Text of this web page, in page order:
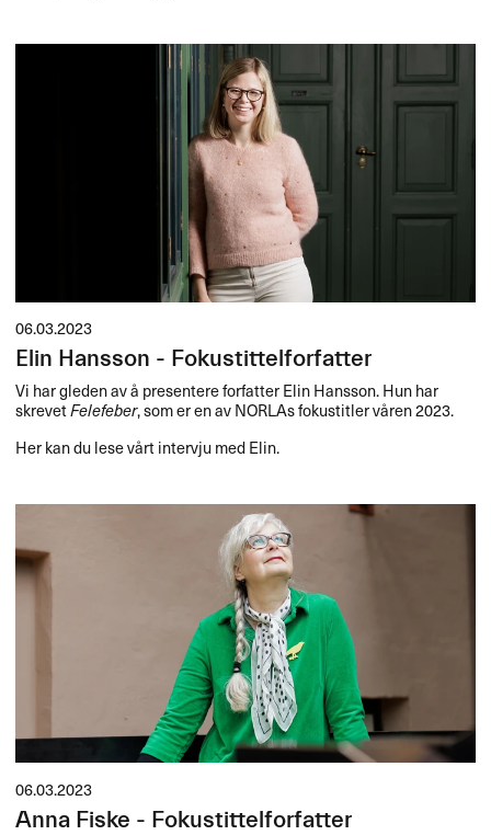
06.03.2023
Elin Hansson - Fokustittelforfatter
Vi har gleden av å presentere forfatter Elin Hansson. Hun har
skrevetFelefeber, som er en av NORLAs fokustitler våren 2023.
Her kan du lese vårt intervju med Elin.
06.03.2023
Anna Fiske - Fokustittelforfatter